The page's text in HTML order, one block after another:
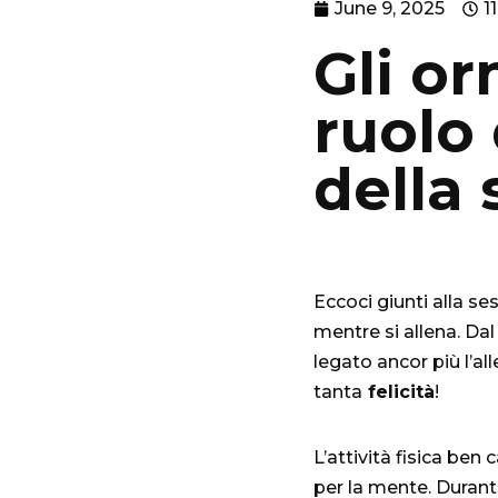
June 9, 2025
Gli
ruolo
della
Eccoci giunti alla
mentre si allena.
legato ancor più
tanta felicità!
L’attività fisica ben
per la mente.